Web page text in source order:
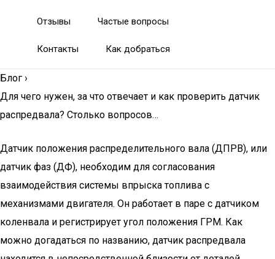
Отзывы Частые вопросы
Контакты Как добраться
Блог ›
Для чего нужен, за что отвечает и как проверить датчик
распредвала? Столько вопросов…
Датчик положения распределительного вала (ДПРВ), или
датчик фаз (ДФ), необходим для согласования
взаимодействия системы впрыска топлива с
механизмами двигателя. Он работает в паре с датчиком
коленвала и регистрирует угол положения ГРМ. Как
можно догадаться по названию, датчик распредвала